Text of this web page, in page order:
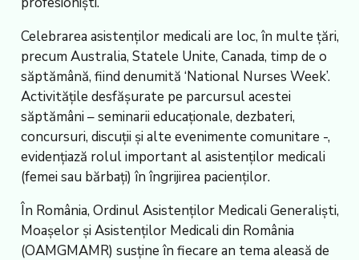
Celebrarea asistenților medicali are loc, în multe țări,
precum Australia, Statele Unite, Canada, timp de o
săptămână, fiind denumită ‘National Nurses Week’.
Activitățile desfășurate pe parcursul acestei
săptămâni – seminarii educaționale, dezbateri,
concursuri, discuții și alte evenimente comunitare -,
evidențiază rolul important al asistenților medicali
(femei sau bărbați) în îngrijirea pacienților.
În România, Ordinul Asistenților Medicali Generaliști,
Moașelor și Asistenților Medicali din România
(OAMGMAMR) susține în fiecare an tema aleasă de